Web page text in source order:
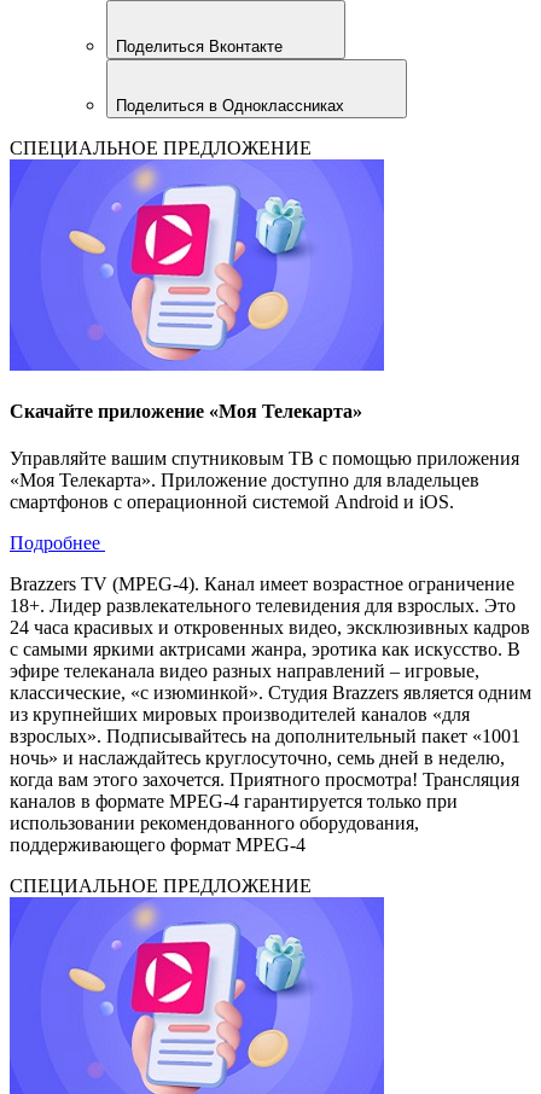
Поделиться Вконтакте
Поделиться в Одноклассниках
СПЕЦИАЛЬНОЕ ПРЕДЛОЖЕНИЕ
Скачайте приложение «Моя Телекарта»
Управляйте вашим спутниковым ТВ с помощью приложения
«Моя Телекарта». Приложение доступно для владельцев
смартфонов с операционной системой Android и iOS.
Подробнее
Brazzers TV (MPEG-4). Канал имеет возрастное ограничение
18+. Лидер развлекательного телевидения для взрослых. Это
24 часа красивых и откровенных видео, эксклюзивных кадров
с самыми яркими актрисами жанра, эротика как искусство. В
эфире телеканала видео разных направлений – игровые,
классические, «с изюминкой». Студия Brazzers является одним
из крупнейших мировых производителей каналов «для
взрослых». Подписывайтесь на дополнительный пакет «1001
ночь» и наслаждайтесь круглосуточно, семь дней в неделю,
когда вам этого захочется. Приятного просмотра! Трансляция
каналов в формате MPEG-4 гарантируется только при
использовании рекомендованного оборудования,
поддерживающего формат MPEG-4
СПЕЦИАЛЬНОЕ ПРЕДЛОЖЕНИЕ